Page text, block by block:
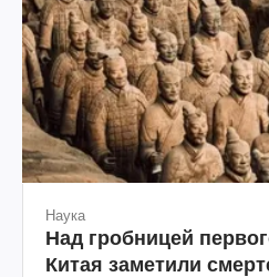
Наука
Над гробницей
Китая заметили